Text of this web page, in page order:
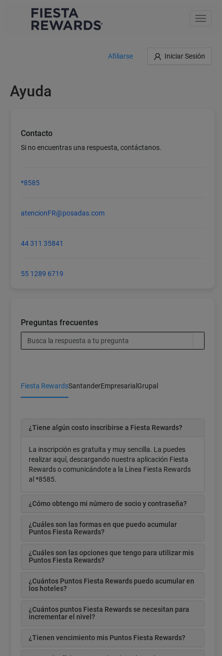
Toggle
Afiliarse Iniciar Sesión
Ayuda
Contacto
Si no encuentras una respuesta, contáctanos.
*8585
atencionFR@posadas.com
44 311 35841
55 1289 6719
Preguntas frecuentes
Fiesta RewardsSantanderEmpresarial Grupal
¿Tiene algún costo inscribirse a Fiesta Rewards?
La inscripción es gratuita y muy sencilla. La puedes
realizar aquí, descargando nuestra aplicación Fiesta
Rewards o comunicándote a la Línea Fiesta Rewards
al *8585.
¿Cómo obtengo mi número de socio y contraseña?
¿Cuáles son las formas en que puedo acumular
Puntos Fiesta Rewards?
¿Cuáles son las opciones que tengo para utilizar mis
Puntos Fiesta Rewards?
¿Cuántos Puntos Fiesta Rewards puedo acumular en
los hoteles?
¿Cuántos puntos Fiesta Rewards se necesitan para
incrementar el nivel?
¿Tienen vencimiento mis Puntos Fiesta Rewards?